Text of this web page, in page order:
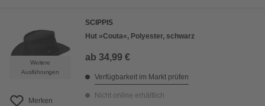
Weitere
Ausführungen
Merken
SCIPPIS
Hut »Couta«, Polyester, schwarz
ab 34,99 €
Verfügbarkeit im Markt prüfen
Nicht online erhältlich